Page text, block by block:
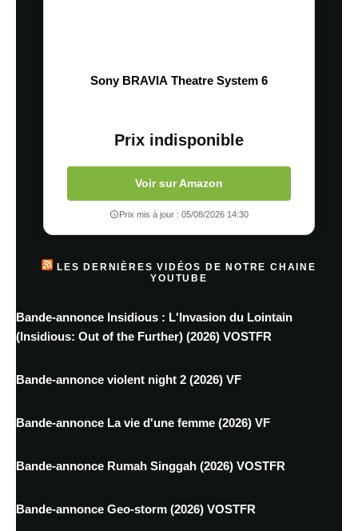
Sony BRAVIA Theatre System 6
Prix indisponible
Voir sur Amazon
Prix mis à jour : 05/08/2026 14:30
LES DERNIÈRES VIDÉOS DE NOTRE CHAINE
YOUTUBE
Bande-annonce Insidious : L'Invasion du Lointain
(Insidious: Out of the Further) (2026) VOSTFR
Bande-annonce violent night 2 (2026) VF
Bande-annonce La vie d'une femme (2026) VF
Bande-annonce Rumah Singgah (2026) VOSTFR
Bande-annonce Geo-storm (2026) VOSTFR